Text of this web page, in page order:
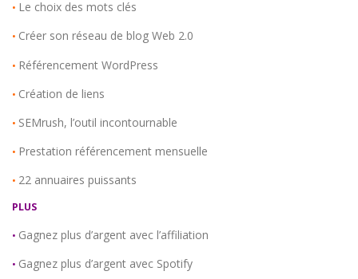
• Le choix des mots clés
• Créer son réseau de blog Web 2.0
• Référencement WordPress
• Création de liens
• SEMrush, l’outil incontournable
• Prestation référencement mensuelle
• 22 annuaires puissants
PLUS
• Gagnez plus d’argent avec l’affiliation
• Gagnez plus d’argent avec Spotify